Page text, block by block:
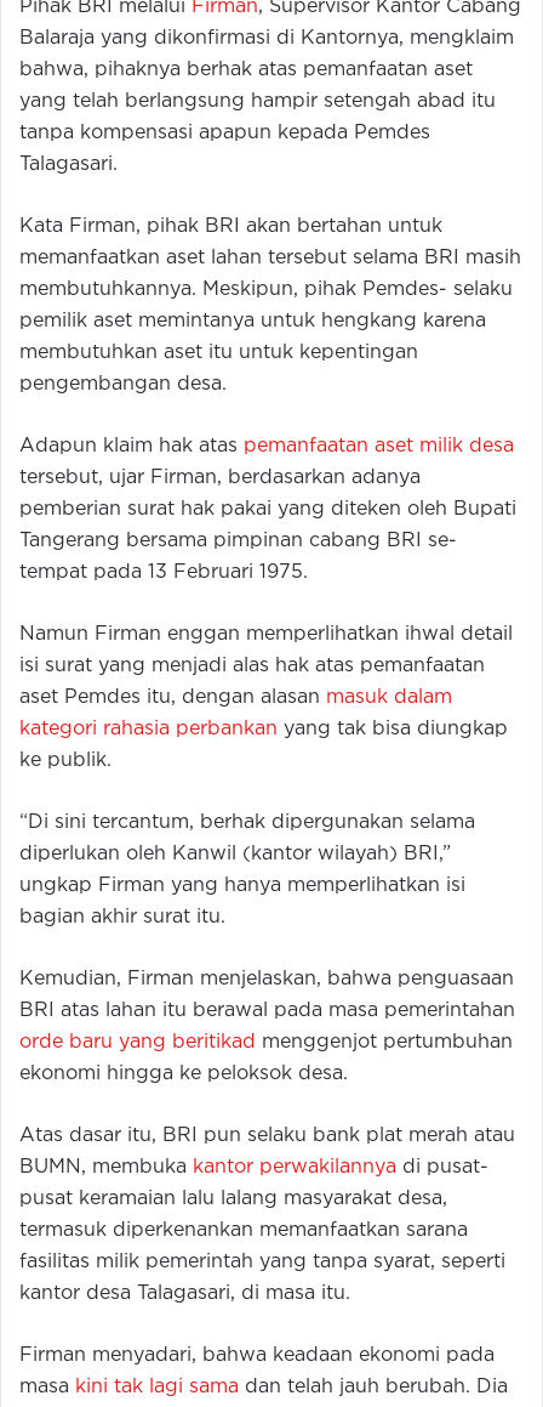
Pihak BRI melalui Firman, Supervisor Kantor Cabang
Balaraja yang dikonfirmasi di Kantornya, mengklaim
bahwa, pihaknya berhak atas pemanfaatan aset
yang telah berlangsung hampir setengah abad itu
tanpa kompensasi apapun kepada Pemdes
Talagasari.
Kata Firman, pihak BRI akan bertahan untuk
memanfaatkan aset lahan tersebut selama BRI masih
membutuhkannya. Meskipun, pihak Pemdes- selaku
pemilik aset memintanya untuk hengkang karena
membutuhkan aset itu untuk kepentingan
pengembangan desa.
Adapun klaim hak atas pemanfaatan aset milik desa
tersebut, ujar Firman, berdasarkan adanya
pemberian surat hak pakai yang diteken oleh Bupati
Tangerang bersama pimpinan cabang BRI se-
tempat pada 13 Februari 1975.
Namun Firman enggan memperlihatkan ihwal detail
isi surat yang menjadi alas hak atas pemanfaatan
aset Pemdes itu, dengan alasan masuk dalam
kategori rahasia perbankan yang tak bisa diungkap
ke publik.
“Di sini tercantum, berhak dipergunakan selama
diperlukan oleh Kanwil (kantor wilayah) BRI,”
ungkap Firman yang hanya memperlihatkan isi
bagian akhir surat itu.
Kemudian, Firman menjelaskan, bahwa penguasaan
BRI atas lahan itu berawal pada masa pemerintahan
orde baru yang beritikad menggenjot pertumbuhan
ekonomi hingga ke peloksok desa.
Atas dasar itu, BRI pun selaku bank plat merah atau
BUMN, membuka kantor perwakilannya di pusat-
pusat keramaian lalu lalang masyarakat desa,
termasuk diperkenankan memanfaatkan sarana
fasilitas milik pemerintah yang tanpa syarat, seperti
kantor desa Talagasari, di masa itu.
Firman menyadari, bahwa keadaan ekonomi pada
masa kini tak lagi sama dan telah jauh berubah. Dia